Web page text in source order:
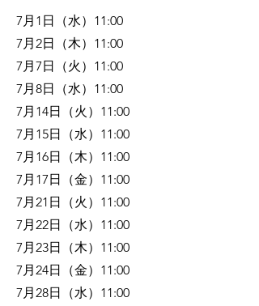
7月1日（水）11:00
7月2日（木）11:00
7月7日（火）11:00
7月8日（水）11:00
7月14日（火）11:00
7月15日（水）11:00
7月16日（木）11:00
7月17日（金）11:00
7月21日（火）11:00
7月22日（水）11:00
7月23日（木）11:00
7月24日（金）11:00
7月28日（水）11:00